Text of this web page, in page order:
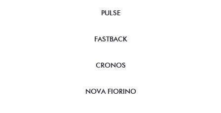
PULSE
FASTBACK
CRONOS
NOVA FIORINO